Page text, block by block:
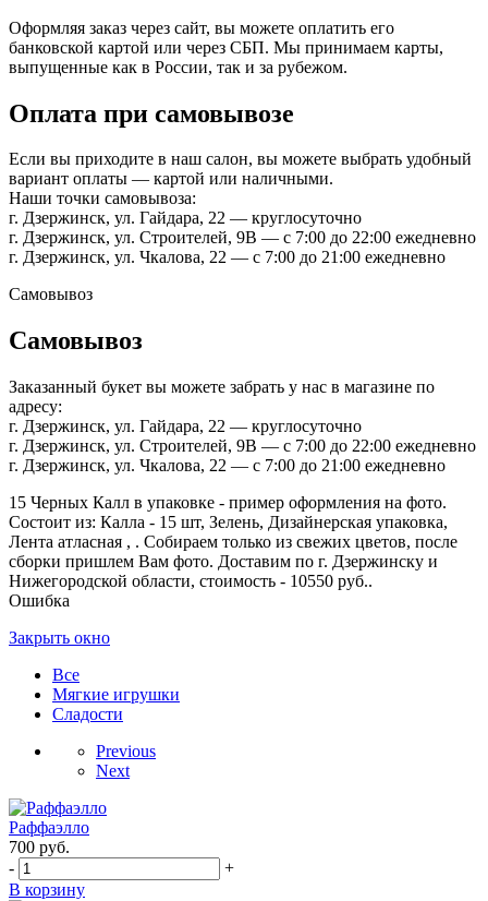
Оформляя заказ через сайт, вы можете оплатить его
банковской картой или через СБП. Мы принимаем карты,
выпущенные как в России, так и за рубежом.
Оплата при самовывозе
Если вы приходите в наш салон, вы можете выбрать удобный
вариант оплаты — картой или наличными.
Наши точки самовывоза:
г. Дзержинск, ул. Гайдара, 22 — круглосуточно
г. Дзержинск, ул. Строителей, 9В — с 7:00 до 22:00 ежедневно
г. Дзержинск, ул. Чкалова, 22 — с 7:00 до 21:00 ежедневно
Самовывоз
Самовывоз
Заказанный букет вы можете забрать у нас в магазине по
адресу:
г. Дзержинск, ул. Гайдара, 22 — круглосуточно
г. Дзержинск, ул. Строителей, 9В — с 7:00 до 22:00 ежедневно
г. Дзержинск, ул. Чкалова, 22 — с 7:00 до 21:00 ежедневно
15 Черных Калл в упаковке - пример оформления на фото.
Состоит из: Калла - 15 шт, Зелень, Дизайнерская упаковка,
Лента атласная , . Собираем только из свежих цветов, после
сборки пришлем Вам фото. Доставим по г. Дзержинску и
Нижегородской области, стоимость - 10550 руб..
Ошибка
Закрыть окно
Все
Мягкие игрушки
Сладости
Previous
Next
Раффаэлло
700 руб.
-
+
В корзину